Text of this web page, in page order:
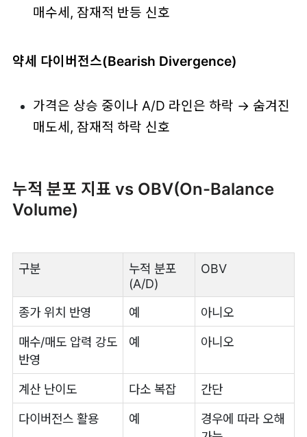
매수세, 잠재적 반등 신호
약세 다이버전스(Bearish Divergence)
가격은 상승 중이나 A/D 라인은 하락 → 숨겨진
매도세, 잠재적 하락 신호
누적 분포 지표 vs OBV(On-Balance
Volume)
구분
누적 분포
(A/D)
OBV
종가 위치 반영 예 아니오
매수/매도 압력 강도
반영
예 아니오
계산 난이도 다소 복잡 간단
다이버전스 활용 예
경우에 따라 오해